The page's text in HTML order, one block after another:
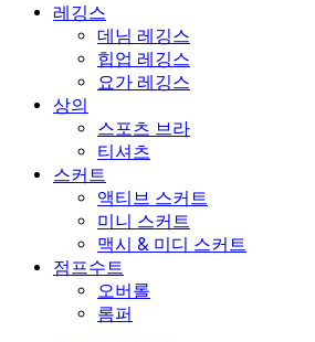
레깅스
데님 레깅스
힙업 레깅스
요가 레깅스
상의
스포츠 브라
티셔츠
스커트
액티브 스커트
미니 스커트
맥시 & 미디 스커트
점프수트
오버롤
롬퍼